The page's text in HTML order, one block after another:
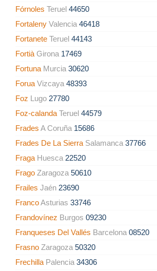
Fórnoles Teruel 44650
Fortaleny Valencia 46418
Fortanete Teruel 44143
Fortià Girona 17469
Fortuna Murcia 30620
Forua Vizcaya 48393
Foz Lugo 27780
Foz-calanda Teruel 44579
Frades A Coruña 15686
Frades De La Sierra Salamanca 37766
Fraga Huesca 22520
Frago Zaragoza 50610
Frailes Jaén 23690
FrancoAsturias 33746
Frandovínez Burgos 09230
Franqueses Del Vallés Barcelona 08520
Frasno Zaragoza 50320
Frechilla Palencia 34306